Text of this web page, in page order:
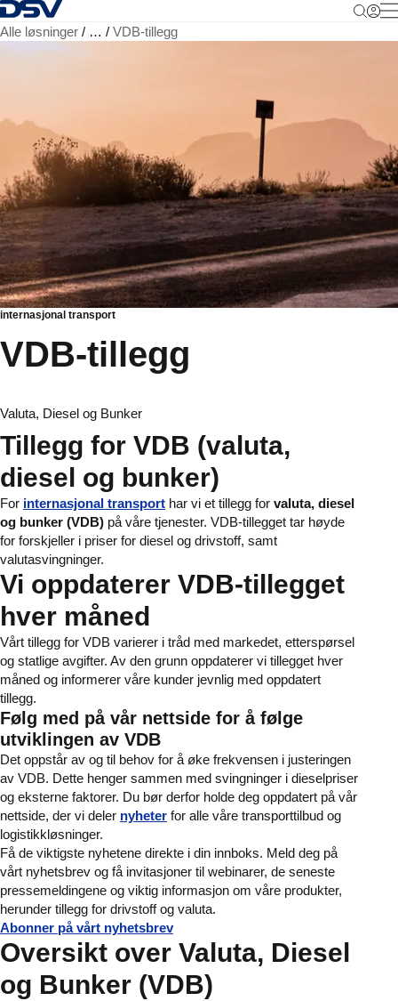
Tilbake til hjemmesiden
Alle løsninger … VDB-tillegg
internasjonal transport
VDB-tillegg
Valuta, Diesel og Bunker
Tillegg for VDB (valuta,
diesel og bunker) ​
For internasjonal transport har vi et tillegg for valuta, diesel
og bunker (VDB) på våre tjenester. VDB-tillegget tar høyde
for forskjeller i priser for diesel og drivstoff, samt
valutasvingninger.
Vi oppdaterer VDB-tillegget
hver måned
Vårt tillegg for VDB varierer i tråd med markedet, etterspørsel
og statlige avgifter. Av den grunn oppdaterer vi tillegget hver
måned og informerer våre kunder jevnlig med oppdatert
tillegg.
Følg med på vår nettside for å følge
utviklingen av VDB
Det oppstår av og til behov for å øke frekvensen i justeringen
av VDB. Dette henger sammen med svingninger i dieselpriser
og eksterne faktorer. Du bør derfor holde deg oppdatert på vår
nettside, der vi deler nyheter for alle våre transporttilbud og
logistikkløsninger.
Få de viktigste nyhetene direkte i din innboks. Meld deg på
vårt nyhetsbrev og få invitasjoner til webinarer, de seneste
pressemeldingene og viktig informasjon om våre produkter,
herunder tillegg for drivstoff og valuta.
Abonner på vårt nyhetsbrev
Oversikt over Valuta, Diesel
og Bunker (VDB)